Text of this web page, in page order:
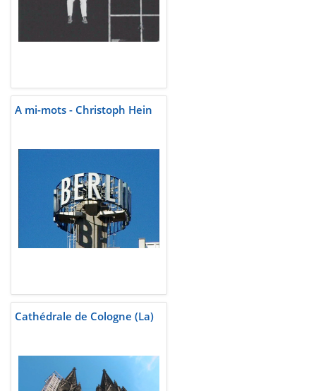
A mi-mots - Christoph Hein
Cathédrale de Cologne (La)